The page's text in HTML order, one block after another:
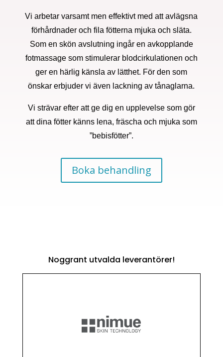
Vi arbetar varsamt men effektivt med att avlägsna
förhårdnader och fila fötterna mjuka och släta.
Som en skön avslutning ingår en avkopplande
fotmassage som stimulerar blodcirkulationen och
ger en härlig känsla av lätthet. För den som
önskar erbjuder vi även lackning av tånaglarna.
Vi strävar efter att ge dig en upplevelse som gör
att dina fötter känns lena, fräscha och mjuka som
”bebisfötter”.
Boka behandling
Noggrant utvalda leverantörer!